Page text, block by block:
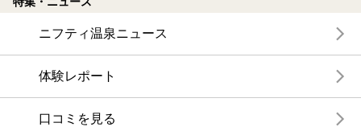
ニフティ温泉ニュース
体験レポート
口コミを見る